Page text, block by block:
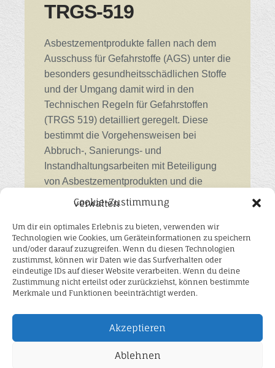
Cookie-Zustimmung verwalten
Um dir ein optimales Erlebnis zu bieten, verwenden wir
Technologien wie Cookies, um Geräteinformationen zu speichern
und/oder darauf zuzugreifen. Wenn du diesen Technologien
zustimmst, können wir Daten wie das Surfverhalten oder
eindeutige IDs auf dieser Website verarbeiten. Wenn du deine
Zustimmung nicht erteilst oder zurückziehst, können bestimmte
Merkmale und Funktionen beeinträchtigt werden.
Akzeptieren
Ablehnen
TRGS-519
Asbestzementprodukte fallen nach dem
Ausschuss für Gefahrstoffe (AGS) unter die
besonders gesundheitsschädlichen Stoffe
und der Umgang damit wird in den
Technischen Regeln für Gefahrstoffen
(TRGS 519) detailliert geregelt. Diese
bestimmt die Vorgehensweisen bei
Abbruch-, Sanierungs- und
Instandhaltungsarbeiten mit Beteiligung
von Asbestzementprodukten und die
Gefährdungsbeurteilung sowie die
Schutzmaßnahmen für Tätigkeiten an
asbesthaltigen Putzen, Spachtelmassen,
Fliesenklebern oder anderen ehemals
verwendeten bauchemischen Produkten
mit vergleichbaren Asbestgehalten.
Wir sind Fachbetrieb für
Asbestzementarbeiten nach TRGS 519